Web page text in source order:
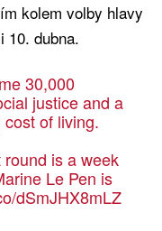
kolem volby hlavy
10. dubna.
30,000
justice and a
of living.
is a week
Le Pen is
dSmJHX8mLZ